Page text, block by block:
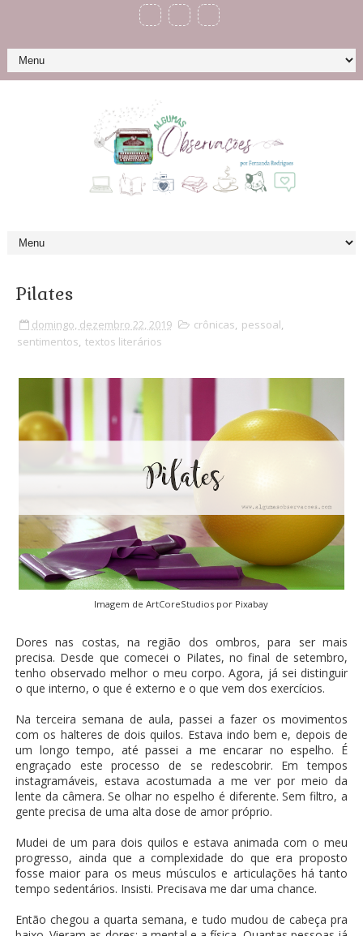
Pilates
domingo, dezembro 22, 2019 crônicas, pessoal,
sentimentos, textos literários
Imagem deArtCoreStudios por Pixabay
Dores nas costas, na região dos ombros, para ser mais
precisa. Desde que comecei o Pilates, no final de setembro,
tenho observado melhor o meu corpo. Agora, já sei distinguir
o que interno, o que é externo e o que vem dos exercícios.
Na terceira semana de aula, passei a fazer os movimentos
com os halteres de dois quilos. Estava indo bem e, depois de
um longo tempo, até passei a me encarar no espelho. É
engraçado este processo de se redescobrir. Em tempos
instagramáveis, estava acostumada a me ver por meio da
lente da câmera. Se olhar no espelho é diferente. Sem filtro, a
gente precisa de uma alta dose de amor próprio.
Mudei de um para dois quilos e estava animada com o meu
progresso, ainda que a complexidade do que era proposto
fosse maior para os meus músculos e articulações há tanto
tempo sedentários. Insisti. Precisava me dar uma chance.
Então chegou a quarta semana, e tudo mudou de cabeça pra